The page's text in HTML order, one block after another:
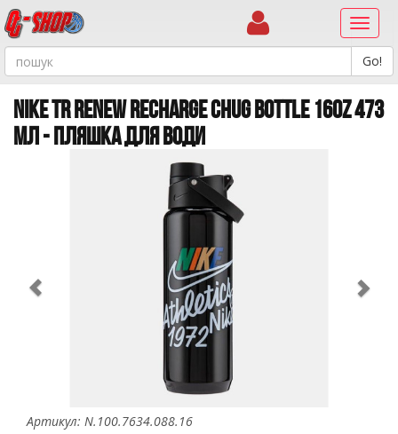
NIKE TR RENEW RECHARGE CHUG BOTTLE 16OZ 473
МЛ - ПЛЯШКА ДЛЯ ВОДИ
Артикул: N.100.7634.088.16